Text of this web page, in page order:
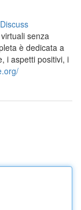
Discuss
senza
è dedicata a
i aspetti positivi, i